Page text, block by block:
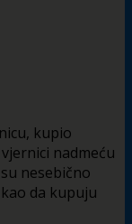
kupio
nadmeću
nesebično
da kupuju